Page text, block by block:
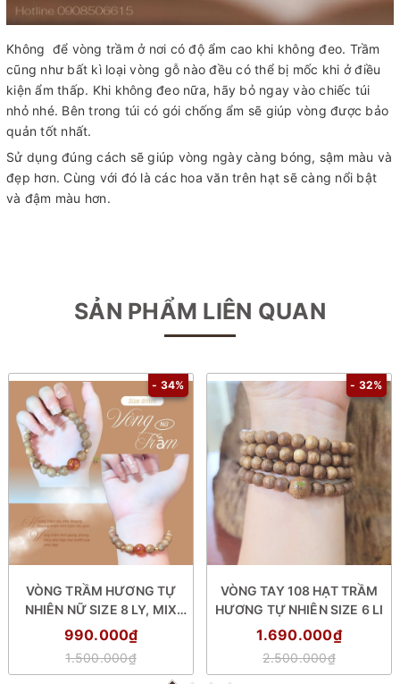
Không để vòng trầm ở nơi có độ ẩm cao khi không đeo. Trầm
cũng như bất kì loại vòng gỗ nào đều có thể bị mốc khi ở điều
kiện ẩm thấp. Khi không đeo nữa, hãy bỏ ngay vào chiếc túi
nhỏ nhé. Bên trong túi có gói chống ẩm sẽ giúp vòng được bảo
quản tốt nhất.
Sử dụng đúng cách sẽ giúp vòng ngày càng bóng, sậm màu và
đẹp hơn. Cùng với đó là các hoa văn trên hạt sẽ càng nổi bật
và đậm màu hơn.
SẢN PHẨM LIÊN QUAN
- 34%
VÒNG TRẦM HƯƠNG TỰ
NHIÊN NỮ SIZE 8 LY, MIX
HẠT PHONG THỦY
990.000₫
1.500.000₫
- 32%
VÒNG TAY 108 HẠT TRẦM
HƯƠNG TỰ NHIÊN SIZE 6 LI
1.690.000₫
2.500.000₫